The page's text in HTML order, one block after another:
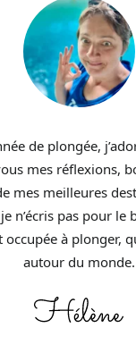
de plongée,
mes réflexions,
mes meilleures
n’écris pas pour le
occupée à plonger,
autour du monde.